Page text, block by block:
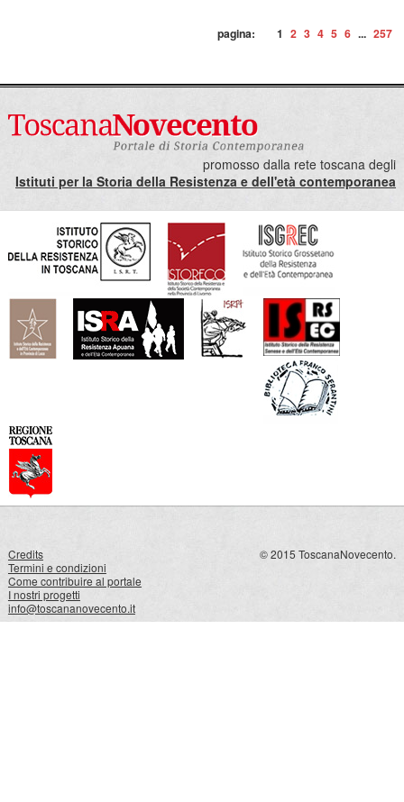
pagina: 1 2 3 4 5 6 ... 257
promosso dalla rete toscana degli
Istituti per la Storia della Resistenza e dell'età contemporanea
Credits
Termini e condizioni
Come contribuire al portale
I nostri progetti
info@toscananovecento.it
© 2015 ToscanaNovecento.